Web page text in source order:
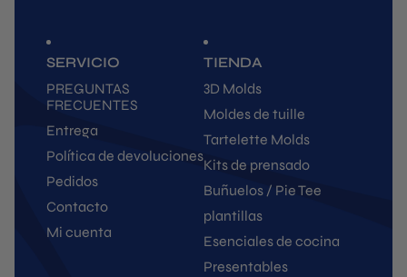
SERVICIO
PREGUNTAS
FRECUENTES
Entrega
Política de devoluciones
Pedidos
Contacto
Mi cuenta
TIENDA
3D Molds
Moldes de tuille
Tartelette Molds
Kits de prensado
Buñuelos / Pie Tee
plantillas
Esenciales de cocina
Presentables